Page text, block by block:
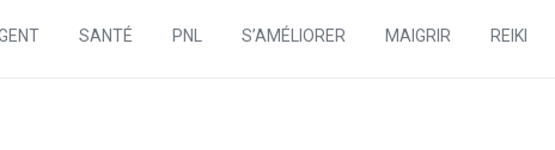
SANTÉ PNL S’AMÉLIORER MAIGRIR REIKI